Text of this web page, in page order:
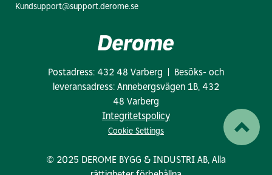
Kundsupport@support.derome.se
Postadress: 432 48 Varberg | Besöks- och
leveransadress: Annebergsvägen 1B, 432
48 Varberg
Integritetspolicy
Cookie Settings
© 2025 DEROME BYGG & INDUSTRI AB, Alla